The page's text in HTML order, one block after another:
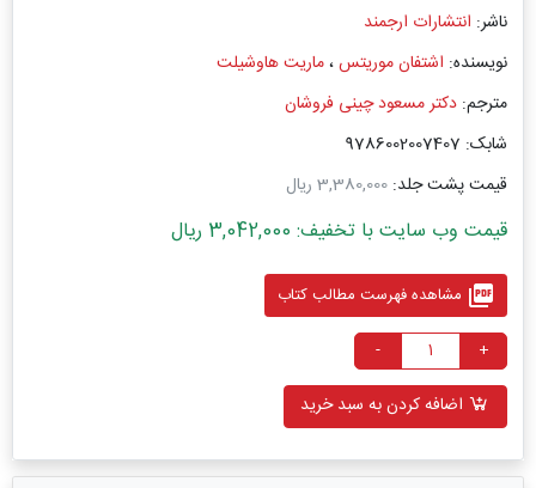
ناشر: انتشارات ارجمند
نویسنده: اشتفان موریتس،ماریت هاوشیلت
مترجم: دکتر مسعود چینی ‌فروشان
شابک: 9786002007407
قیمت پشت جلد: 3,380,000 ریال
قیمت وب سایت با تخفیف: 3,042,000 ریال
picture_as_pdf مشاهده فهرست مطالب کتاب
+
-
اضافه کردن به سبد خرید